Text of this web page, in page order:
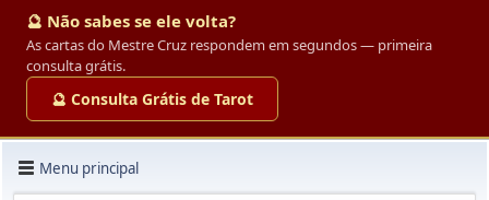
🔮 Não sabes se ele volta?
As cartas do Mestre Cruz respondem em segundos — primeira
consulta grátis.
🔮 Consulta Grátis de Tarot
Menu principal